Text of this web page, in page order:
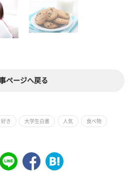
ページへ戻る
好き 大学生白書 人気 食べ物